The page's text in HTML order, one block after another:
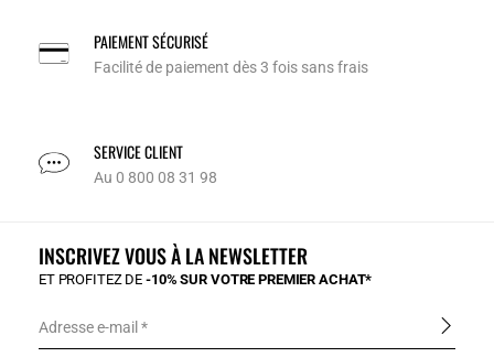
PAIEMENT SÉCURISÉ
Facilité de paiement dès 3 fois sans frais
SERVICE CLIENT
Au 0 800 08 31 98
INSCRIVEZ VOUS À LA NEWSLETTER
ET PROFITEZ DE-10% SUR VOTRE PREMIER ACHAT*
Adresse e-mail